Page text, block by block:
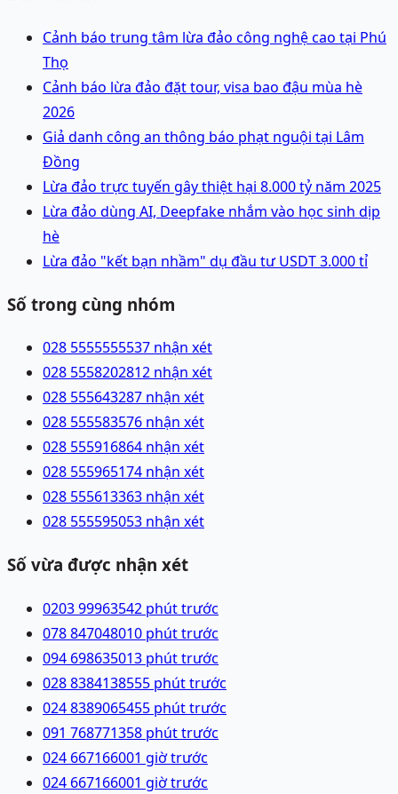
Cảnh báo trung tâm lừa đảo công nghệ cao tại Phú
Thọ
Cảnh báo lừa đảo đặt tour, visa bao đậu mùa hè
2026
Giả danh công an thông báo phạt nguội tại Lâm
Đồng
Lừa đảo trực tuyến gây thiệt hại 8.000 tỷ năm 2025
Lừa đảo dùng AI, Deepfake nhắm vào học sinh dịp
hè
Lừa đảo "kết bạn nhầm" dụ đầu tư USDT 3.000 tỉ
Số trong cùng nhóm
028 5555555537 nhận xét
028 5558202812 nhận xét
028 555643287 nhận xét
028 555583576 nhận xét
028 555916864 nhận xét
028 555965174 nhận xét
028 555613363 nhận xét
028 555595053 nhận xét
Số vừa được nhận xét
0203 99963542 phút trước
078 847048010 phút trước
094 698635013 phút trước
028 8384138555 phút trước
024 8389065455 phút trước
091 768771358 phút trước
024 667166001 giờ trước
024 667166001 giờ trước